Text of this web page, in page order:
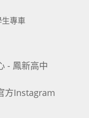
生專車
- 鳳新高中
方Instagram